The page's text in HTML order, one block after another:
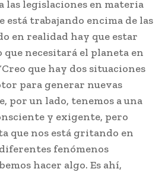
las legislaciones en materia
está trabajando encima de las
en realidad hay que estar
necesitará el planeta en
que hay dos situaciones
para generar nuevas
por un lado, tenemos a una
y exigente, pero
que nos está gritando en
fenómenos
hacer algo. Es ahí,